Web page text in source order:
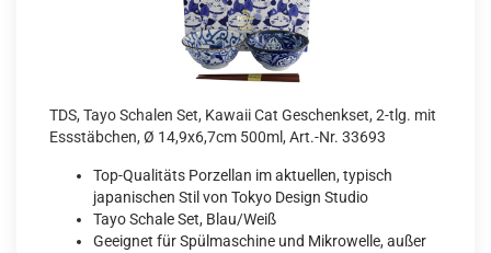
TDS, Tayo Schalen Set, Kawaii Cat Geschenkset, 2-tlg. mit
Essstäbchen, Ø 14,9x6,7cm 500ml, Art.-Nr. 33693
Top-Qualitäts Porzellan im aktuellen, typisch
japanischen Stil von Tokyo Design Studio
Tayo Schale Set, Blau/Weiß
Geeignet für Spülmaschine und Mikrowelle, außer